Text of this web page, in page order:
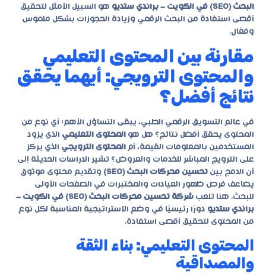
البحث (SEO) في الكويت – براندي ستديو
هو السبيل الأمثل لتحقيق
أقصى استفادة من البحث الرقمي وزيادة الحجوزات بشكل ملموس
وفعّال.
مقارنة بين المحتوى التعليمي
والمحتوى الترويجي: أيهما يحقق
نتائج أفضل؟
في عالم التسويق الرقمي الطبي، يبقى التساؤل الأهم: أي نوع من
المحتوى يحقق أفضل نتائج؟ هل هو المحتوى التعليمي الذي يزود
المستخدمين بالمعلومات القيمة، أم المحتوى الترويجي الذي يركز
على الترويج المباشر للخدمات والعروض؟ تشير الدراسات الحديثة إلى
أن الدمج بين تحسين محركات البحث (SEO)
وتقديم محتوى موثوق
يضاعف فرص ظهور العيادات والمختبرات في الصفحات الأولى
للبحث. هنا تلعب
شركة تحسين محركات البحث (SEO) في الكويت –
براندي ستديو دورًا رئيسيًا في وضع الاستراتيجية المناسبة لكل نوع
من المحتوى لتحقيق أقصى استفادة.
المحتوى التعليمي: بناء الثقة
والمصداقية